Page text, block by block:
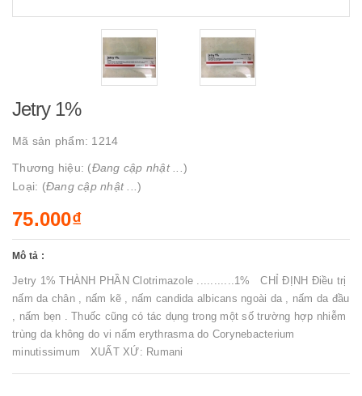
Jetry 1%
Mã sản phẩm: 1214
Thương hiệu: (Đang cập nhật ... )
Loại: (Đang cập nhật ... )
75.000₫
Mô tả :
Jetry 1% THÀNH PHẦN Clotrimazole ...........1% CHỈ ĐỊNH Điều trị
nấm da chân , nấm kẽ , nấm candida albicans ngoài da , nấm da đầu
, nấm bẹn . Thuốc cũng có tác dụng trong một số trường hợp nhiễm
trùng da không do vi nấm erythrasma do Corynebacterium
minutissimum XUẤT XỨ: Rumani